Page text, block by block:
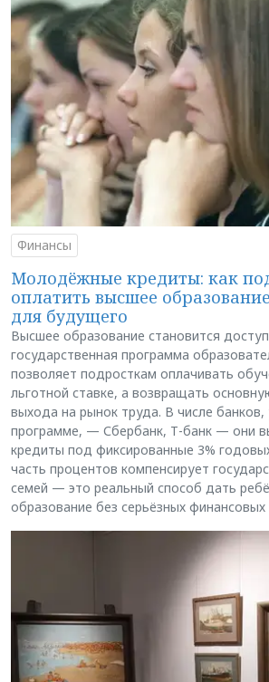
Финансы
Молодёжные кредиты: как
оплатить высшее
для будущего
Высшее образование становится
государственная программа
позволяет подросткам оплачивать
льготной ставке, а возвращать
выхода на рынок труда. В числе
программе, — Сбербанк, Т-банк — они
кредиты под фиксированные 3%
часть процентов компенсирует
семей — это реальный способ дать
образование без серьёзных финансовых